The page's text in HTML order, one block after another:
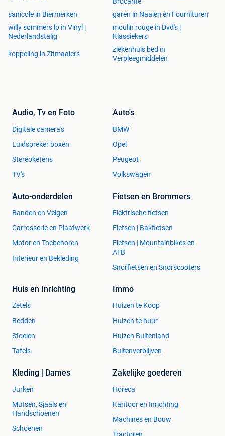
sanicole in Biermerken
garen in Naaien en Fournituren
willy sommers lp in Vinyl |
Nederlandstalig
moulin rouge in Dvd's |
Klassiekers
koppeling in Zitmaaiers
ziekenhuis bed in
Verpleegmiddelen
Audio, Tv en Foto
Digitale camera's
Luidspreker boxen
Stereoketens
TV's
Auto's
BMW
Opel
Peugeot
Volkswagen
Auto-onderdelen
Banden en Velgen
Carrosserie en Plaatwerk
Motor en Toebehoren
Interieur en Bekleding
Fietsen en Brommers
Elektrische fietsen
Fietsen | Bakfietsen
Fietsen | Mountainbikes en
ATB
Snorfietsen en Snorscooters
Huis en Inrichting
Zetels
Bedden
Stoelen
Tafels
Immo
Huizen te Koop
Huizen te huur
Huizen Buitenland
Buitenverblijven
Kleding | Dames
Jurken
Mutsen, Sjaals en
Handschoenen
Schoenen
Zakelijke goederen
Horeca
Kantoor en Inrichting
Machines en Bouw